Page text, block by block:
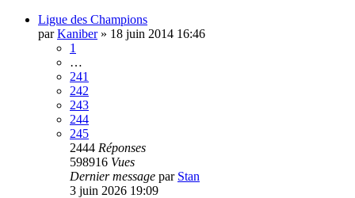
Ligue des Champions
parKaniber» 18 juin 2014 16:46
1
…
241
242
243
244
245
2444 Réponses
598916 Vues
Dernier message par Stan
3 juin 2026 19:09